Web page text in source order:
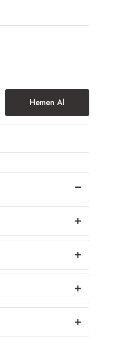
Hemen Al